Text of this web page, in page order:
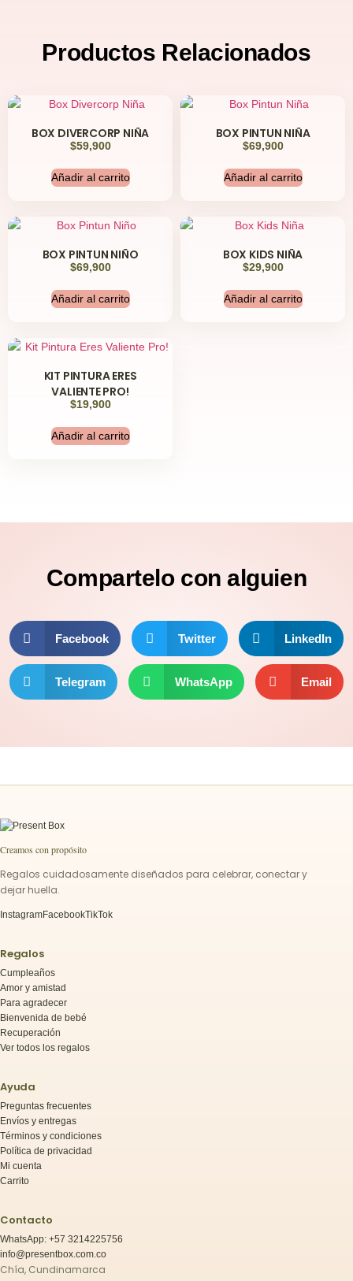
Productos Relacionados
BOX DIVERCORP NIÑA
$59,900
Añadir al carrito
BOX PINTUN NIÑA
$69,900
Añadir al carrito
BOX PINTUN NIÑO
$69,900
Añadir al carrito
BOX KIDS NIÑA
$29,900
Añadir al carrito
KIT PINTURA ERES
VALIENTE PRO!
$19,900
Añadir al carrito
Compartelo con alguien
Facebook Twitter LinkedIn
Telegram WhatsApp Email
Creamos con propósito
Regalos cuidadosamente diseñados para celebrar, conectar y
dejar huella.
InstagramFacebookTikTok
Regalos
Cumpleaños
Amor y amistad
Para agradecer
Bienvenida de bebé
Recuperación
Ver todos los regalos
Ayuda
Preguntas frecuentes
Envíos y entregas
Términos y condiciones
Política de privacidad
Mi cuenta
Carrito
Contacto
WhatsApp: +57 3214225756
info@presentbox.com.co
Chía, Cundinamarca